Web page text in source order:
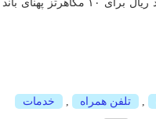
, تلفن همراه , خدمات